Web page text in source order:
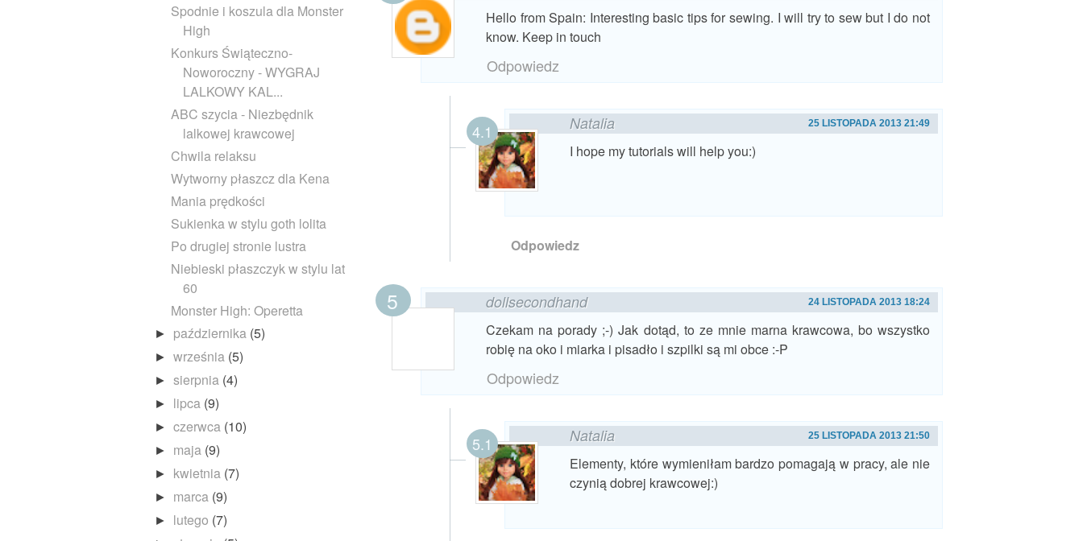
Hello from Spain: Interesting basic tips for sewing. I will try to sew but I do not
know. Keep in touch
Odpowiedz
Natalia 25 LISTOPADA 2013 21:49
I hope my tutorials will help you:)
Odpowiedz
dollsecondhand 24 LISTOPADA 2013 18:24
Czekam na porady ;-) Jak dotąd, to ze mnie marna krawcowa, bo wszystko
robię na oko i miarka i pisadło i szpilki są mi obce :-P
Odpowiedz
Natalia 25 LISTOPADA 2013 21:50
Elementy, które wymieniłam bardzo pomagają w pracy, ale nie
czynią dobrej krawcowej:)
Spodnie i koszula dla Monster
High
Konkurs Świąteczno-
Noworoczny - WYGRAJ
LALKOWY KAL...
ABC szycia - Niezbędnik
lalkowej krawcowej
Chwila relaksu
Wytworny płaszcz dla Kena
Mania prędkości
Sukienka w stylu goth lolita
Po drugiej stronie lustra
Niebieski płaszczyk w stylu lat
60
Monster High: Operetta
► października (5)
►września (5)
►sierpnia (4)
► lipca (9)
►czerwca (10)
► maja (9)
► kwietnia (7)
► marca (9)
► lutego (7)